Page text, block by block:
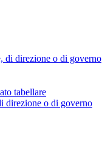
di direzione o di governo
tabellare
direzione o di governo